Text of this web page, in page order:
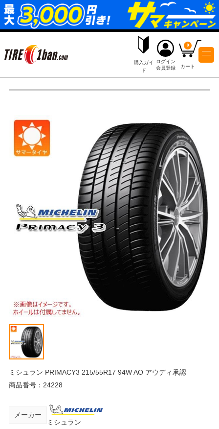
購入ガイ
ド
ログイン
ミシュラン PRIMACY3 215/55R17 94W AO アウディ承認
商品番号： 24228
メーカー
ミシュラン